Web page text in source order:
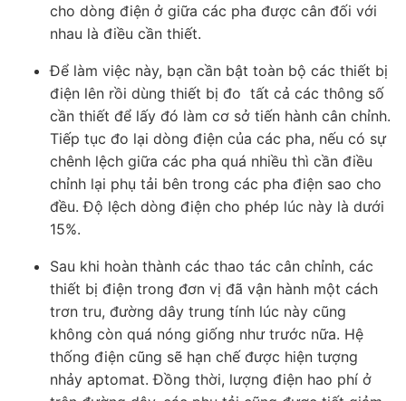
cho dòng điện ở giữa các pha được cân đối với
nhau là điều cần thiết.
Để làm việc này, bạn cần bật toàn bộ các thiết bị
điện lên rồi dùng thiết bị đo tất cả các thông số
cần thiết để lấy đó làm cơ sở tiến hành cân chỉnh.
Tiếp tục đo lại dòng điện của các pha, nếu có sự
chênh lệch giữa các pha quá nhiều thì cần điều
chỉnh lại phụ tải bên trong các pha điện sao cho
đều. Độ lệch dòng điện cho phép lúc này là dưới
15%.
Sau khi hoàn thành các thao tác cân chỉnh, các
thiết bị điện trong đơn vị đã vận hành một cách
trơn tru, đường dây trung tính lúc này cũng
không còn quá nóng giống như trước nữa. Hệ
thống điện cũng sẽ hạn chế được hiện tượng
nhảy aptomat. Đồng thời, lượng điện hao phí ở